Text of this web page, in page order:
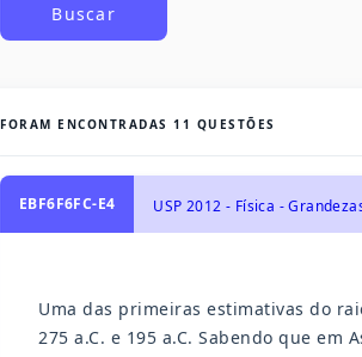
Buscar
FORAM ENCONTRADAS 11 QUESTÕES
EBF6F6FC-E4 USP 2012 - Física -
Uma das primeiras estimativas do
275 a.C. e 195 a.C. Sabendo que